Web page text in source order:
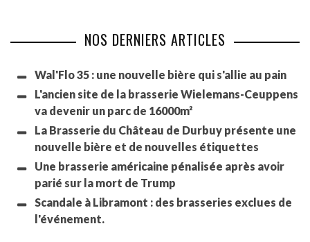
NOS DERNIERS ARTICLES
Wal'Flo 35 : une nouvelle bière qui s'allie au pain
L'ancien site de la brasserie Wielemans-Ceuppens
va devenir un parc de 16000m²
La Brasserie du Château de Durbuy présente une
nouvelle bière et de nouvelles étiquettes
Une brasserie américaine pénalisée après avoir
parié sur la mort de Trump
Scandale à Libramont : des brasseries exclues de
l'événement.